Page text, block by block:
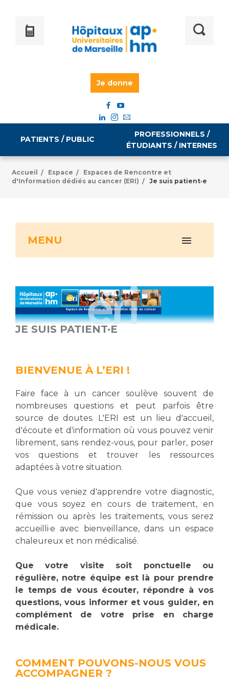
Je donne
PATIENTS / PUBLIC
Informations pratiques
Vous accompagnez, vous rendez visite à un patient
Vous allez être hospitalisé(e)
Vous avez une analyse à réaliser
Vous venez en consultation
myaphm, votre espace santé en ligne
Culture à l'hôpital
Laïcité et cultes
Les associations
Livret d'accueil
Salon des familles
Vos droits, vos devoirs
Handicap
Pôle Médecine Physique et Réadaptation
Accueil sourds et malentendants
Charte Romain Jacob
Mouvement Parcours Handicap 13
PROFESSIONNELS /
ÉTUDIANTS / INTERNES
Égalité professionnelle
Emploi / formation
Espace Formation
Étudiants hospitaliers
Emplois techniques et médico-techniques
Statuts
Chercheurs
La recherche clinique à l'AP-HM
Les structures de recherche
Écoles et Instituts de Formation
Plateforme des internes
Professionnels de santé
Adresser un patient
Réseaux de soins
Radiologie / Imagerie
Cancérologie
Accueil / Espace /
Espaces de Rencontre et
d'Information dédiés au cancer (ERI) / Je suis patient·e
MENU
JE SUIS PATIENT·E
BIENVENUE À L’ERI !
Faire face à un cancer soulève souvent de
nombreuses questions et peut parfois être
source de doutes. L'ERI est un lieu d'accueil,
d'écoute et d'information où vous pouvez venir
librement, sans rendez-vous, pour parler, poser
vos questions et trouver les ressources
adaptées à votre situation.
Que vous veniez d'apprendre votre diagnostic,
que vous soyez en cours de traitement, en
rémission ou après les traitements, vous serez
accueilli·e avec bienveillance, dans un espace
chaleureux et non médicalisé.
Que votre visite soit ponctuelle ou
régulière, notre équipe est là pour prendre
le temps de vous écouter, répondre à vos
questions, vous informer et vous guider, en
complément de votre prise en charge
médicale.
COMMENT POUVONS-NOUS VOUS
ACCOMPAGNER ?